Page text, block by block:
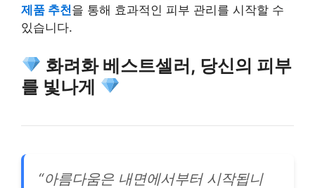
제품 추천을 통해 효과적인 피부 관리를 시작할 수
있습니다.
화려화 베스트셀러, 당신의 피부
를 빛나게
“아름다움은 내면에서부터 시작됩니